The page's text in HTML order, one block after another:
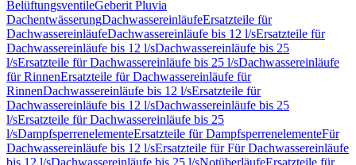
BelüftungsventileGeberit Pluvia
DachentwässerungDachwassereinläufeErsatzteile für
DachwassereinläufeDachwassereinläufe bis 12 l/sErsatzteile für
Dachwassereinläufe bis 12 l/sDachwassereinläufe bis 25
l/sErsatzteile für Dachwassereinläufe bis 25 l/sDachwassereinläufe
für RinnenErsatzteile für Dachwassereinläufe für
RinnenDachwassereinläufe bis 12 l/sErsatzteile für
Dachwassereinläufe bis 12 l/sDachwassereinläufe bis 25
l/sErsatzteile für Dachwassereinläufe bis 25
l/sDampfsperrenelementeErsatzteile für DampfsperrenelementeFür
Dachwassereinläufe bis 12 l/sErsatzteile für Für Dachwassereinläufe
bis 12 l/sDachwassereinläufe bis 25 l/sNotüberläufeErsatzteile für